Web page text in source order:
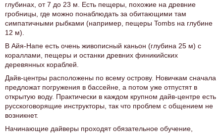
глубинах, от 7 до 23 м. Есть пещеры, похожие на древние
гробницы, где можно понаблюдать за обитающими там
симпатичными рыбками (например, пещеры Tombs на глубине
12 м).
В Айя-Напе есть очень живописный каньон (глубина 25 м) с
кораллами, пещеры и останки древних финикийских
деревянных кораблей.
Дайв-центры расположены по всему острову. Новичкам сначала
предложат погружения в бассейне, а потом уже отпустят в
открытую воду. Практически в каждом крупном дайв-центре есть
русскоговорящие инструкторы, так что проблем с общением не
возникнет.
Начинающие дайверы проходят обязательное обучение,